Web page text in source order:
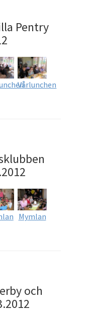
Pentry
Vårlunchen
Mymlan
och